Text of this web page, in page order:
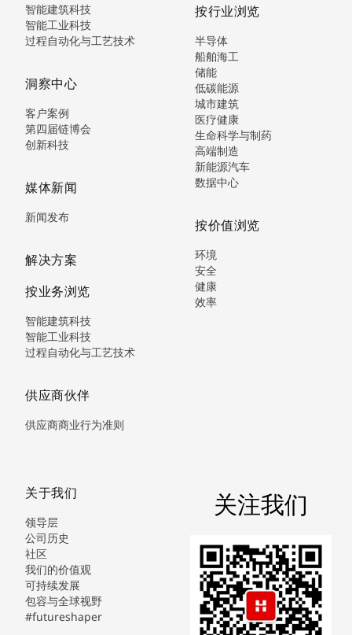
智能建筑科技
智能工业科技
过程自动化与工艺技术
洞察中心
客户案例
第四届链博会
创新科技
媒体新闻
新闻发布
解决方案
按业务浏览
智能建筑科技
智能工业科技
过程自动化与工艺技术
供应商伙伴
供应商商业行为准则
按行业浏览
半导体
船舶海工
储能
低碳能源
城市建筑
医疗健康
生命科学与制药
高端制造
新能源汽车
数据中心
按价值浏览
环境
安全
健康
效率
关于我们
领导层
公司历史
社区
我们的价值观
可持续发展
包容与全球视野
#futureshaper
关注我们